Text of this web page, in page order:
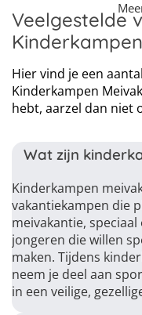
Veelgestelde
Hier vind je een
Kinderkampen
hebt, aarzel dan niet
Wat zijn
Kinderkampen
vakantiekampen die
meivakantie,
jongeren die willen
maken. Tijdens
neem je deel aan
in een veilige,